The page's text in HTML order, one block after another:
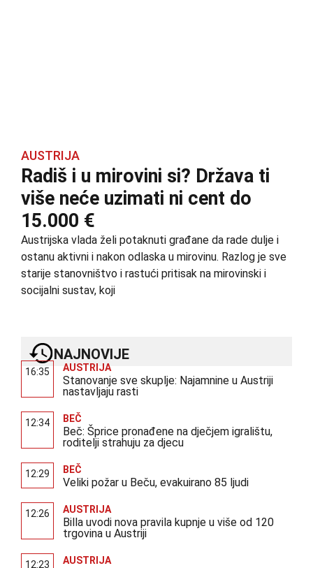
AUSTRIJA
Radiš i u mirovini si? Država ti
više neće uzimati ni cent do
15.000 €
Austrijska vlada želi potaknuti građane da rade dulje i
ostanu aktivni i nakon odlaska u mirovinu. Razlog je sve
starije stanovništvo i rastući pritisak na mirovinski i
socijalni sustav, koji
NAJNOVIJE
16:35 AUSTRIJA
Stanovanje sve skuplje: Najamnine u Austriji
nastavljaju rasti
12:34 BEČ
Beč: Šprice pronađene na dječjem igralištu,
roditelji strahuju za djecu
12:29 BEČ
Veliki požar u Beču, evakuirano 85 ljudi
12:26 AUSTRIJA
Billa uvodi nova pravila kupnje u više od 120
trgovina u Austriji
12:23 AUSTRIJA